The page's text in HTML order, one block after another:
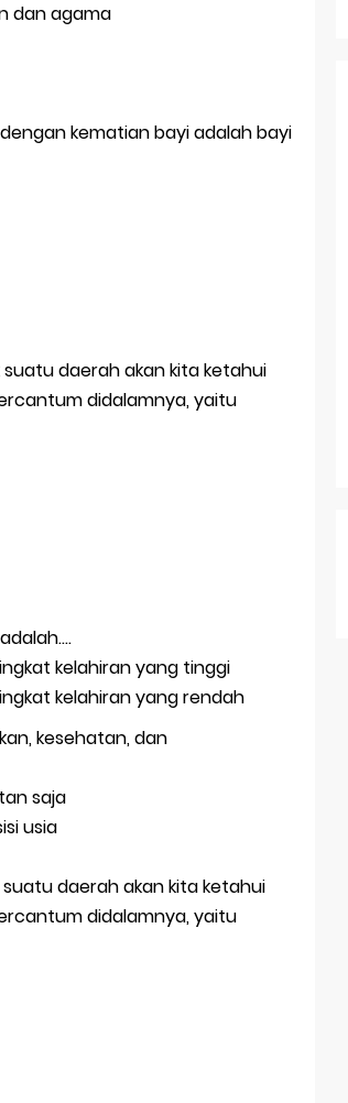
dan agama
kematian bayi adalah bayi
daerah akan kita ketahui
didalamnya, yaitu
kelahiran yang tinggi
kelahiran yang rendah
kesehatan, dan
saja
usia
daerah akan kita ketahui
didalamnya, yaitu